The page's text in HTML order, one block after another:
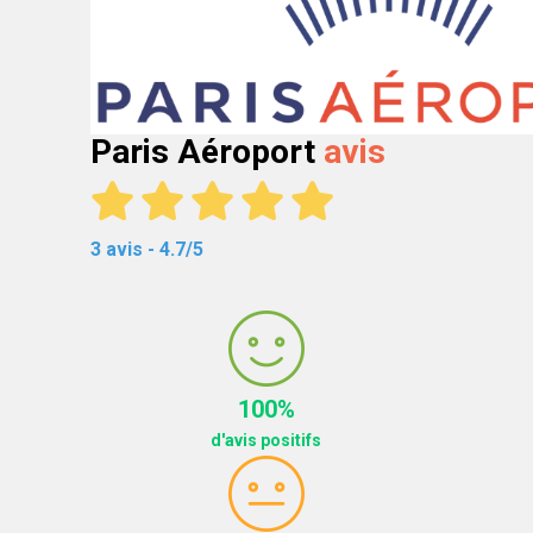
Paris Aéroport avis
3 avis - 4.7/5
100%
d'avis positifs